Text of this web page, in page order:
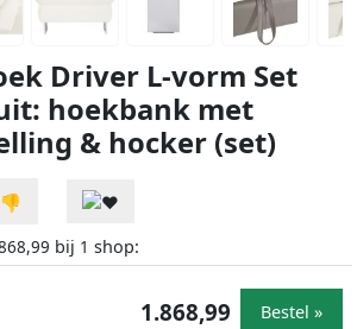
Driver L-vorm Set
hoekbank met
& hocker (set)
bij 1 shop:
1.868,99 Bestel »